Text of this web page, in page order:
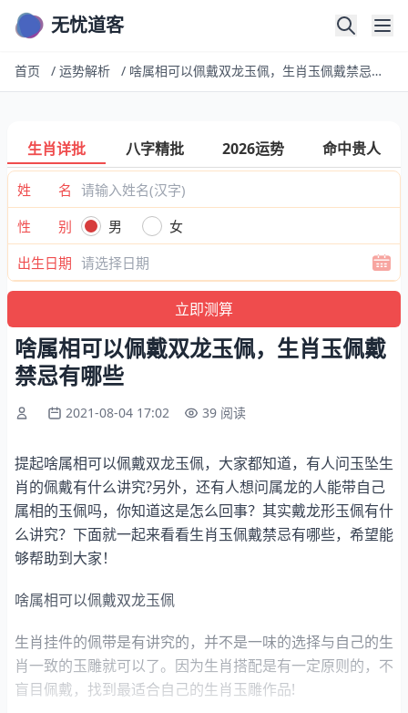
无忧道客
首页 / 运势解析 / 啥属相可以佩戴双龙玉佩，生肖玉佩戴禁忌有哪些
生肖详批 八字精批 2026运势 命中贵人
姓 名
性 别
男
女
出生日期
啥属相可以佩戴双龙玉佩，生肖玉佩戴
禁忌有哪些
2021-08-04 17:02 39 阅读
提起啥属相可以佩戴双龙玉佩，大家都知道，有人问玉坠生
肖的佩戴有什么讲究?另外，还有人想问属龙的人能带自己
属相的玉佩吗，你知道这是怎么回事？其实戴龙形玉佩有什
么讲究？下面就一起来看看生肖玉佩戴禁忌有哪些，希望能
够帮助到大家！
啥属相可以佩戴双龙玉佩
生肖挂件的佩带是有讲究的，并不是一味的选择与自己的生
肖一致的玉雕就可以了。因为生肖搭配是有一定原则的，不
盲目佩戴，找到最适合自己的生肖玉雕作品!